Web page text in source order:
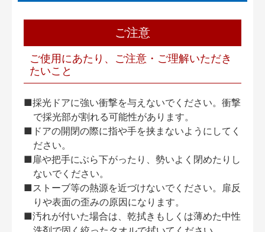
ご注意
ご使用にあたり、ご注意・ご理解いただき
たいこと
■採光ドアに強い衝撃を与えないでください。衝撃
で採光部が割れる可能性があります。
■ドアの開閉の際に指や手を挟まないようにしてく
ださい。
■扉や把手にぶら下がったり、勢いよく閉めたりし
ないでください。
■ストーブ等の熱源を近づけないでください。扉反
りや表面の歪みの原因になります。
■汚れが付いた場合は、乾拭きもしくは薄めた中性